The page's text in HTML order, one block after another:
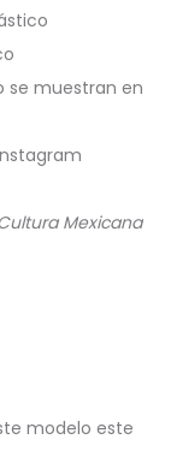
se muestran en
Mexicana
modelo este